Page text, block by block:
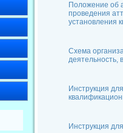
Положение об
проведения
установления
Схема
деятельность,
Инструкция
Инструкция